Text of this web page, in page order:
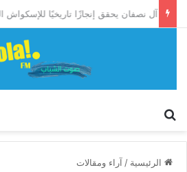
الرئيسية / آراء ومقالات